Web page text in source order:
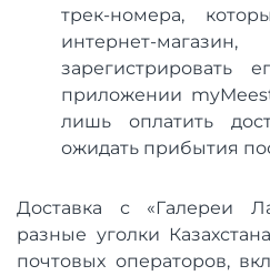
трек-номера,
интернет-
приложении
лишь оплатить
ожидать прибытия
Доставка с «Галереи
разные уголки
почтовых операторов,